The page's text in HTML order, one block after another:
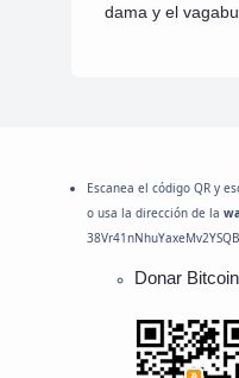
dama y el
Escanea el código QR y
o usa la dirección de la
Donar